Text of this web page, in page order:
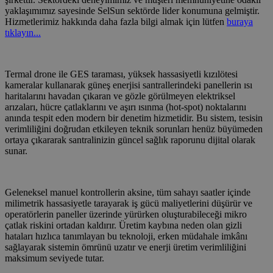
yaklaşımımız sayesinde SelSun sektörde lider konumuna gelmiştir.
Hizmetlerimiz hakkında daha fazla bilgi almak için lütfen buraya
tıklayın...
Termal drone ile GES taraması, yüksek hassasiyetli kızılötesi
kameralar kullanarak güneş enerjisi santrallerindeki panellerin ısı
haritalarını havadan çıkaran ve gözle görülmeyen elektriksel
arızaları, hücre çatlaklarını ve aşırı ısınma (hot-spot) noktalarını
anında tespit eden modern bir denetim hizmetidir. Bu sistem, tesisin
verimliliğini doğrudan etkileyen teknik sorunları henüz büyümeden
ortaya çıkararak santralinizin güncel sağlık raporunu dijital olarak
sunar.
Geleneksel manuel kontrollerin aksine, tüm sahayı saatler içinde
milimetrik hassasiyetle tarayarak iş gücü maliyetlerini düşürür ve
operatörlerin paneller üzerinde yürürken oluşturabileceği mikro
çatlak riskini ortadan kaldırır. Üretim kaybına neden olan gizli
hataları hızlıca tanımlayan bu teknoloji, erken müdahale imkânı
sağlayarak sistemin ömrünü uzatır ve enerji üretim verimliliğini
maksimum seviyede tutar.